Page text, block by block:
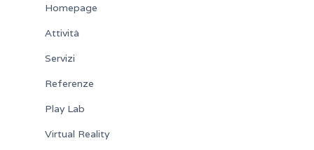
Homepage
Attività
Servizi
Referenze
Play Lab
Virtual Reality